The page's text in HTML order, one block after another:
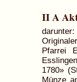
II A
darunter:
Pfarrei
1780»
Münze